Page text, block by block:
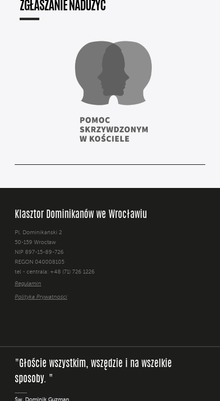
ZGŁASZANIE NADUŻYĆ
Klasztor Dominikanów we Wrocławiu
Pl. Dominikański 2
50-159 Wrocław
NIP 897-15-89-726
REGON 040008105
tel - centrala: +48 (71) 726 1226
Regulamin
Polityka Prywatności
"Głoście wszystkim, wszędzie i na wszelkie
sposoby. "